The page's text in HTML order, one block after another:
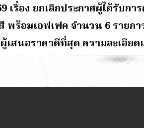
เรื่อง ยกเลิกประกาศผู้ได้รับกา
พร้อมเอฟเฟค จํานวน 6 รายกา
เสนอราคาดีที่สุด ความละเอีย